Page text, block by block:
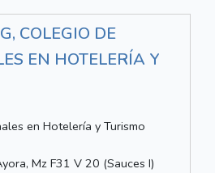
COLEGIO DE
EN HOTELERÍA Y
en Hotelería y Turismo
Mz F31 V 20 (Sauces I)